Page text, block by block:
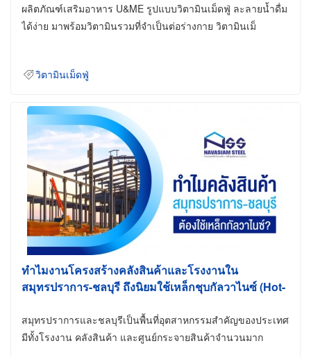
ผลิตภัณฑ์เสริมอาหาร U&ME รูปแบบวิตามินเม็ดฟู่ ละลายน้ำดื่ม
ได้ง่าย มาพร้อมวิตามินรวมที่จำเป็นต่อร่างกาย วิตามินเม็
วิตามินเม็ดฟู่
ทำไมงานโครงสร้างคลังสินค้าและโรงงานใน
สมุทรปราการ-ชลบุรี ถึงนิยมใช้เหล็กชุบกัลวาไนซ์ (Hot-
สมุทรปราการและชลบุรีเป็นพื้นที่อุตสาหกรรมสำคัญของประเทศ
มีทั้งโรงงาน คลังสินค้า และศูนย์กระจายสินค้าจำนวนมาก